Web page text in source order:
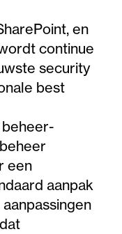
en
continue
security
best
een
aanpak